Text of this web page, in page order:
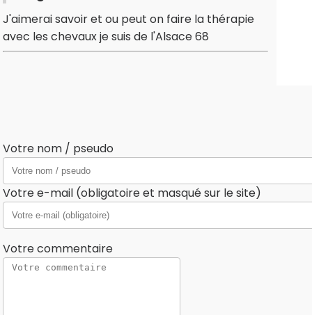
J'aimerai savoir et ou peut on faire la thérapie
avec les chevaux je suis de l'Alsace 68
Votre nom / pseudo
Votre e-mail (obligatoire et masqué sur le site)
Votre commentaire